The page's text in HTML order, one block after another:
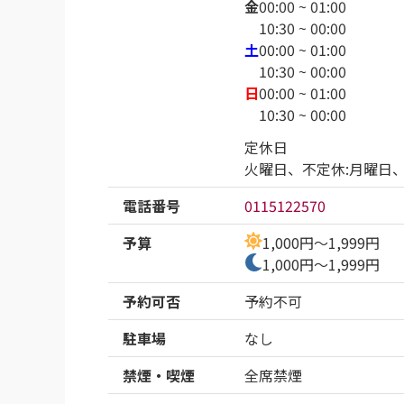
金00:00 ~ 01:00
10:30 ~ 00:00
土00:00 ~ 01:00
10:30 ~ 00:00
日00:00 ~ 01:00
10:30 ~ 00:00
定休日
火曜日、不定休:月曜日
電話番号
0115122570
予算
1,000円～1,999円
1,000円～1,999円
予約可否
予約不可
駐車場
なし
禁煙・喫煙
全席禁煙